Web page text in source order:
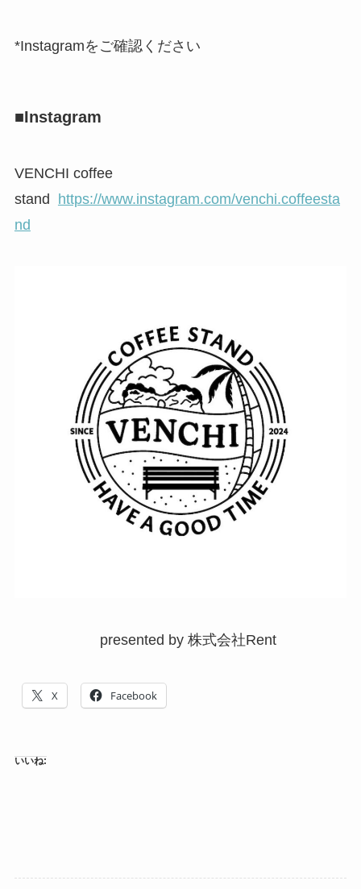
*Instagramをご確認ください
■Instagram
VENCHI coffee
stand https://www.instagram.com/venchi.coffeesta
nd
presented by 株式会社Rent
X Facebook
いいね: